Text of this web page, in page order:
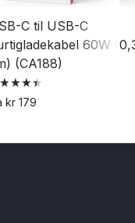
C til USB-C
60W
(CA188)
kr179